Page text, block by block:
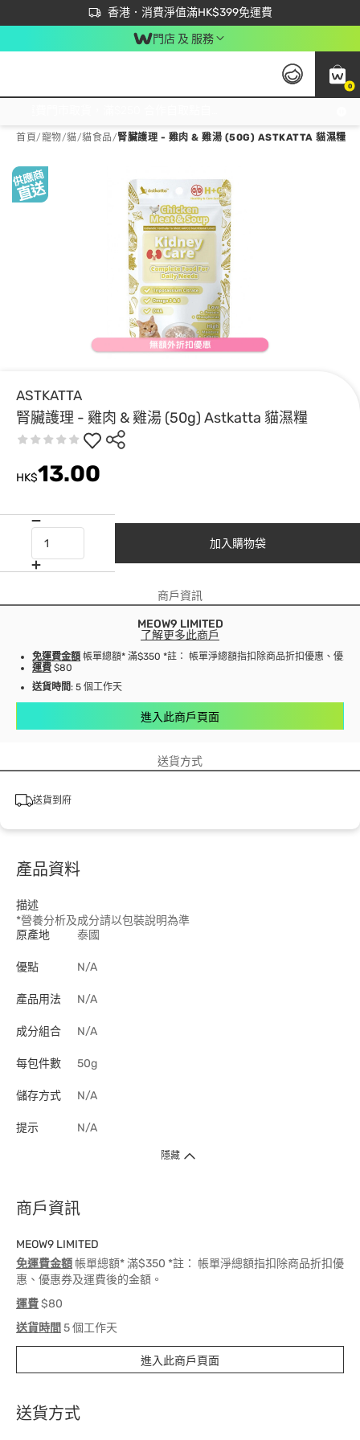
香港．消費淨值滿HK$399免運費
立即成為易賞錢會員盡享獨家優惠
首次APP下單買滿$450 輸入 NEWAPP 即減$50
門店 及 服務
0
首頁/寵物/貓/貓食品/腎臟護理 - 雞肉 & 雞湯 (50G) ASTKATTA 貓濕糧
ASTKATTA
腎臟護理 - 雞肉 & 雞湯 (50g) Astkatta 貓濕糧
HK$13.00
加入購物袋
商戶資訊
MEOW9 LIMITED
了解更多此商戶
免運費金額 帳單總額* 滿$350 *註： 帳單淨總額指扣除商品折扣優惠、優惠
運費 $80
送貨時間: 5 個工作天
進入此商戶頁面
送貨方式
送貨到府
產品資料
描述
*營養分析及成分請以包裝說明為準
原產地
泰國
優點 N/A
產品用法 N/A
成分組合 N/A
每包件數 50g
儲存方式 N/A
提示 N/A
隱藏
商戶資訊
MEOW9 LIMITED
免運費金額 帳單總額* 滿$350 *註： 帳單淨總額指扣除商品折扣優
惠、優惠券及運費後的金額。
運費$80
送貨時間 5 個工作天
進入此商戶頁面
送貨方式